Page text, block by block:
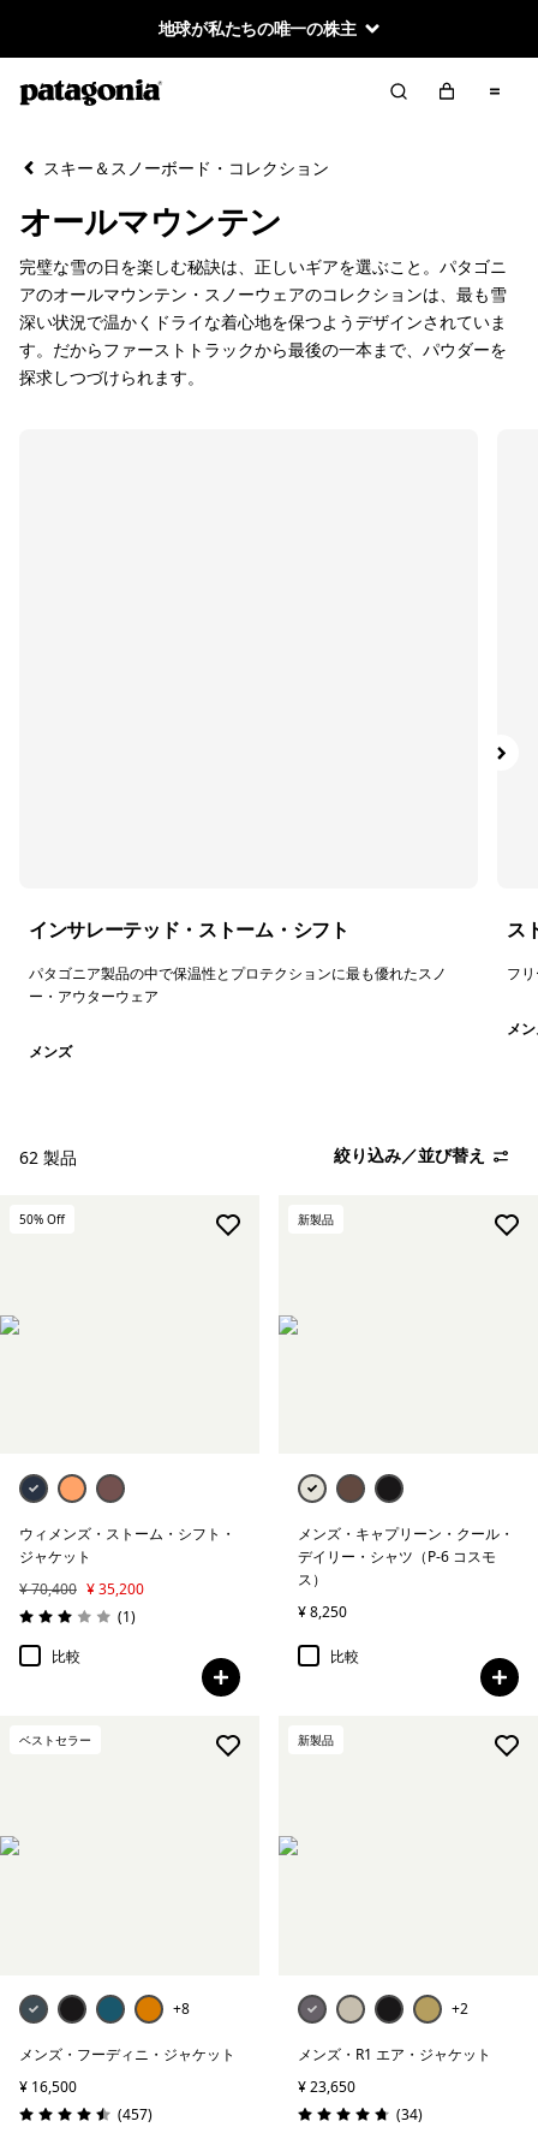
地球が私たちの唯一の株主
絞り込み／並び替え
絞り込み
カテゴリー
新着製品
メンズ
ウィメンズ
絞り込み
性別
絞り込み
素材
絞り込み
フィット
絞り込み
アクティビティ
スキー＆スノーボード・コレクション
オールマウンテン
完璧な雪の日を楽しむ秘訣は、正しいギアを選ぶこと。パタゴニ
アのオールマウンテン・スノーウェアのコレクションは、最も雪
深い状況で温かくドライな着心地を保つようデザインされていま
す。だからファーストトラックから最後の一本まで、パウダーを
探求しつづけられます。
インサレーテッド・ストーム・シフト
パタゴニア製品の中で保温性とプロテクションに最も優れたスノ
ー・アウターウェア
メンズ
ス
フ
メ
62 製品 絞り込み／並び替え
50% Off
ウィメンズ・ストーム・シフト・
ジャケット
¥ 70,400 ¥ 35,200
評価: 3.0 / 5
(1レビュー
)
比較
新製品
メンズ・キャプリーン・クール・
デイリー・シャツ（P-6 コスモ
ス）
¥ 8,250
比較
ベストセラー
+8
メンズ・フーディニ・ジャケット
¥ 16,500
評価: 4.5 / 5
(457レビュー
)
新製品
+2
メンズ・R1 エア・ジャケット
¥ 23,650
評価: 4.8 / 5
(34レビュー
)